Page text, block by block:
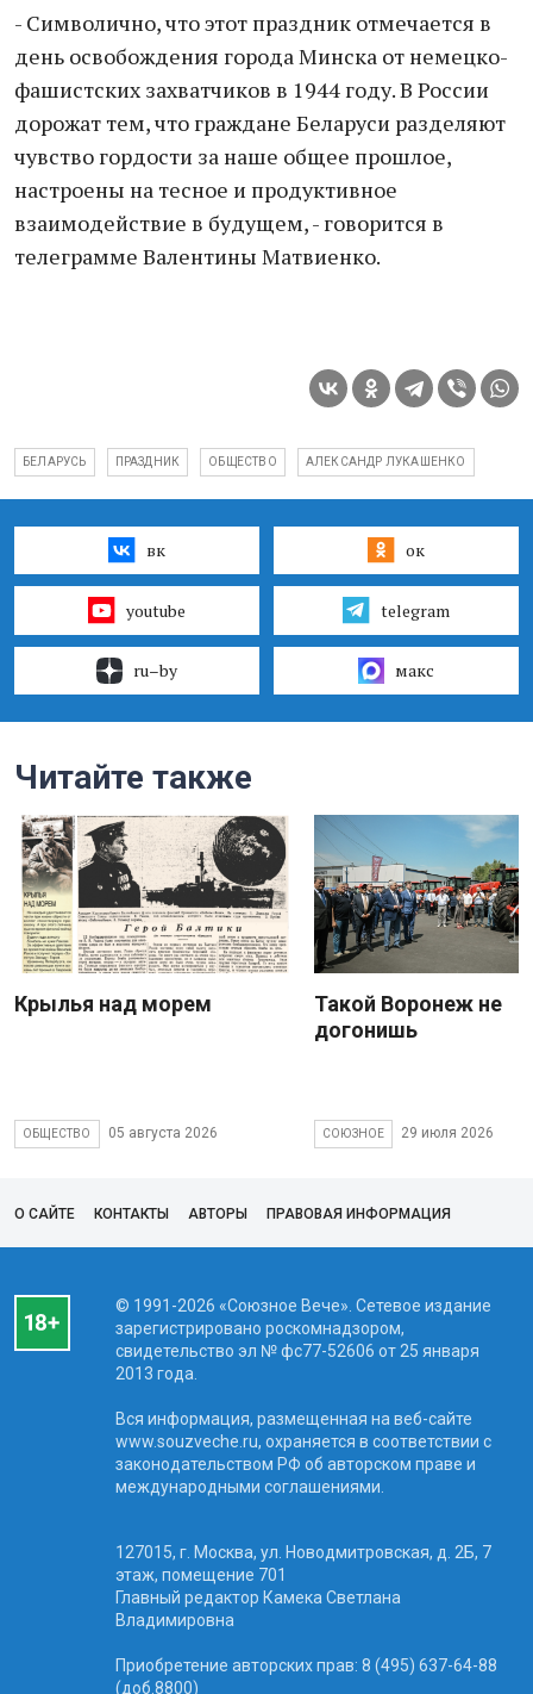
- Символично, что этот праздник отмечается в
день освобождения города Минска от немецко-
фашистских захватчиков в 1944 году. В России
дорожат тем, что граждане Беларуси разделяют
чувство гордости за наше общее прошлое,
настроены на тесное и продуктивное
взаимодействие в будущем, - говорится в
телеграмме Валентины Матвиенко.
БЕЛАРУСЬ ПРАЗДНИК ОБЩЕСТВО АЛЕКСАНДР ЛУКАШЕНКО
вк ок
youtube telegram
ru–by макс
Читайте также
Крылья над морем
ОБЩЕСТВО 05 августа 2026
Такой Воронеж не
догонишь
СОЮЗНОЕ 29 июля 2026
О САЙТЕ КОНТАКТЫ АВТОРЫ ПРАВОВАЯ ИНФОРМАЦИЯ
© 1991-2026 «Союзное Вече». Сетевое издание
зарегистрировано роскомнадзором,
свидетельство эл № фc77-52606 от 25 января
2013 года.
Вся информация, размещенная на веб-сайте
www.souzveche.ru, охраняется в соответствии с
законодательством РФ об авторском праве и
международными соглашениями.
127015, г. Москва, ул. Новодмитровская, д. 2Б, 7
этаж, помещение 701
Главный редактор Камека Светлана
Владимировна
Приобретение авторских прав: 8 (495) 637-64-88
(доб.8800)